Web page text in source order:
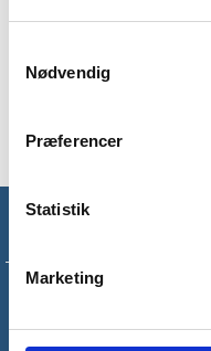
Nødvendig
Præferencer
Statistik
Marketing
dermed et billigt og
Ponchoen kommer med
Tilmeld dig vores